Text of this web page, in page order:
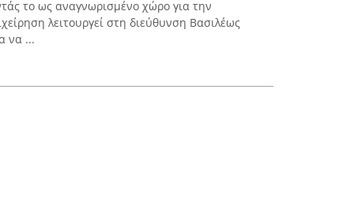
το ως αναγνωρισμένο χώρο για την
λειτουργεί στη διεύθυνση Βασιλέως
να ...